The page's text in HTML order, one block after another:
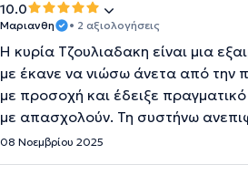
10.0
Μαριανθη • 2 αξιολογήσεις
Η κυρία Τζουλιαδακη είναι μια
με έκανε να νιώσω άνετα από την
με προσοχή και έδειξε
με απασχολούν. Τη συστήνω
08 Νοεμβρίου 2025